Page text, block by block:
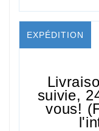
EXPÉDITION
suivie,
vous!